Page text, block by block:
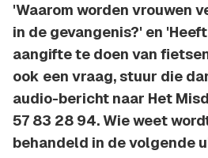
'Waarom worden vrouwen
in de gevangenis?' en
aangifte te doen van
ook een vraag, stuur die
audio-bericht naar Het
57 83 28 94. Wie weet
behandeld in de volgende